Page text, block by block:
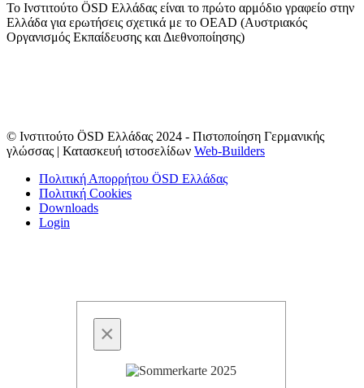
Το Ινστιτούτο ÖSD Ελλάδας είναι το πρώτο αρμόδιο γραφείο στην
Ελλάδα για ερωτήσεις σχετικά με το OΕAD (Αυστριακός
Οργανισμός Εκπαίδευσης και Διεθνοποίησης)
© Ινστιτούτο ÖSD Ελλάδας 2024 - Πιστοποίηση Γερμανικής
γλώσσας | Κατασκευή ιστοσελίδων Web-Builders
Πολιτική Απορρήτου ÖSD Ελλάδας
Πολιτική Cookies
Downloads
Login
×